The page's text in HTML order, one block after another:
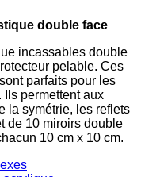
double face
incassables double
pelable. Ces
parfaits pour les
permettent aux
la symétrie, les reflets
de 10 miroirs double
10 cm x 10 cm.